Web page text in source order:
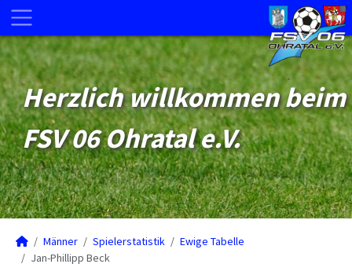
Herzlich willkommen beim
FSV 06 Ohratal e.V.
Männer Spielerstatistik
Ewige Tabelle
Jan-Phillipp Beck